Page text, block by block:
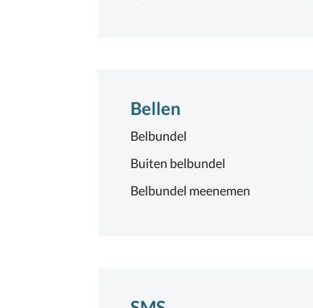
Bellen
Belbundel
Buiten belbundel
Belbundel meenemen